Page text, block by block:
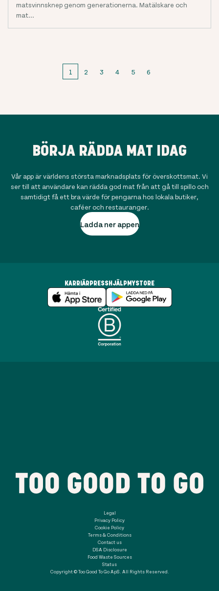
matsvinnsknep genom generationerna. Matälskare och
mat...
1 2 3 4 5 6
BÖRJA RÄDDA MAT IDAG
Vår app är världens största marknadsplats för överskottsmat. Vi
ser till att användare kan rädda god mat från att gå till spillo och
samtidigt få ett bra värde för pengarna hos lokala butiker,
caféer och restauranger.
Ladda ner appen
KARRIÄR PRESS HJÄLP MYSTORE
Legal
Privacy Policy
Cookie Policy
Terms & Conditions
Contact us
DSA Disclosure
Food Waste Sources
Status
Copyright © Too Good To Go ApS. All Rights Reserved.